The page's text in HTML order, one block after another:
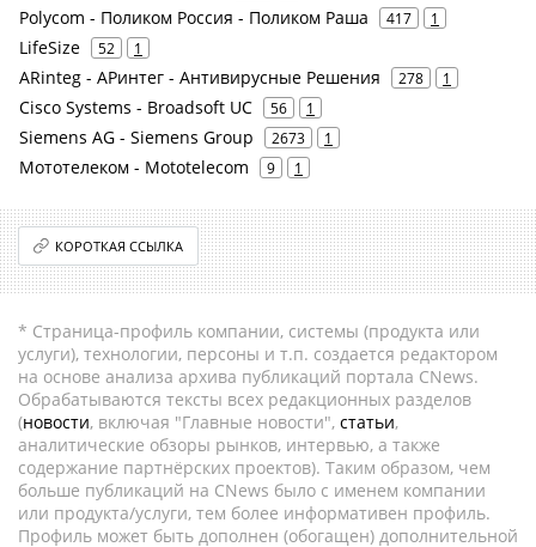
Polycom - Поликом Россия - Поликом Раша 417 1
LifeSize 52 1
ARinteg - АРинтег - Антивирусные Решения 278 1
Cisco Systems - Broadsoft UC 56 1
Siemens AG - Siemens Group 2673 1
Мототелеком - Mototelecom 9 1
КОРОТКАЯ ССЫЛКА
* Страница-профиль компании, системы (продукта или
услуги), технологии, персоны и т.п. создается редактором
на основе анализа архива публикаций портала CNews.
Обрабатываются тексты всех редакционных разделов
(новости, включая "Главные новости", статьи,
аналитические обзоры рынков, интервью, а также
содержание партнёрских проектов). Таким образом, чем
больше публикаций на CNews было с именем компании
или продукта/услуги, тем более информативен профиль.
Профиль может быть дополнен (обогащен) дополнительной